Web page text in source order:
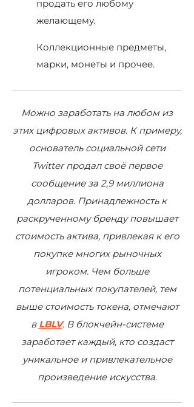
продать его любому
желающему.
Коллекционные предметы,
марки, монеты и прочее.
Можно заработать на любом из
этих цифровых активов. К примеру,
основатель социальной сети
Twitter продал своё первое
сообщение за 2,9 миллиона
долларов. Принадлежность к
раскрученному бренду повышает
стоимость актива, привлекая к его
покупке многих рыночных
игроком. Чем больше
потенциальных покупателей, тем
выше стоимость токена, отмечают
в LBLV. В блокчейн-системе
заработает каждый, кто создаст
уникальное и привлекательное
произведение искусства.